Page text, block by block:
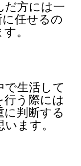
だ方には一
任せるの
。
で生活して
行う際には
判断する
ます。